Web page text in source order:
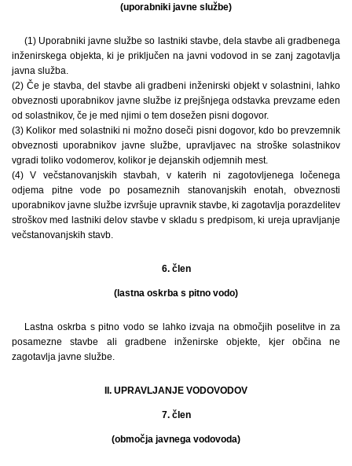
(uporabniki javne službe)
(1) Uporabniki javne službe so lastniki stavbe, dela stavbe ali gradbenega
inženirskega objekta, ki je priključen na javni vodovod in se zanj zagotavlja
javna služba.
(2) Če je stavba, del stavbe ali gradbeni inženirski objekt v solastnini, lahko
obveznosti uporabnikov javne službe iz prejšnjega odstavka prevzame eden
od solastnikov, če je med njimi o tem dosežen pisni dogovor.
(3) Kolikor med solastniki ni možno doseči pisni dogovor, kdo bo prevzemnik
obveznosti uporabnikov javne službe, upravljavec na stroške solastnikov
vgradi toliko vodomerov, kolikor je dejanskih odjemnih mest.
(4) V večstanovanjskih stavbah, v katerih ni zagotovljenega ločenega
odjema pitne vode po posameznih stanovanjskih enotah, obveznosti
uporabnikov javne službe izvršuje upravnik stavbe, ki zagotavlja porazdelitev
stroškov med lastniki delov stavbe v skladu s predpisom, ki ureja upravljanje
večstanovanjskih stavb.
6. člen
(lastna oskrba s pitno vodo)
Lastna oskrba s pitno vodo se lahko izvaja na območjih poselitve in za
posamezne stavbe ali gradbene inženirske objekte, kjer občina ne
zagotavlja javne službe.
II. UPRAVLJANJE VODOVODOV
7. člen
(območja javnega vodovoda)